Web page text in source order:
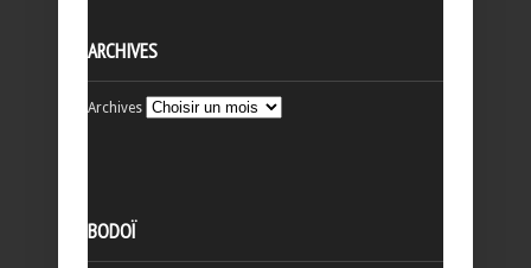
ARCHIVES
Archives
BODOÏ